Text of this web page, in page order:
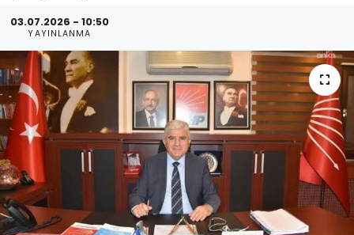
03.07.2026 - 10:50
YAYINLANMA